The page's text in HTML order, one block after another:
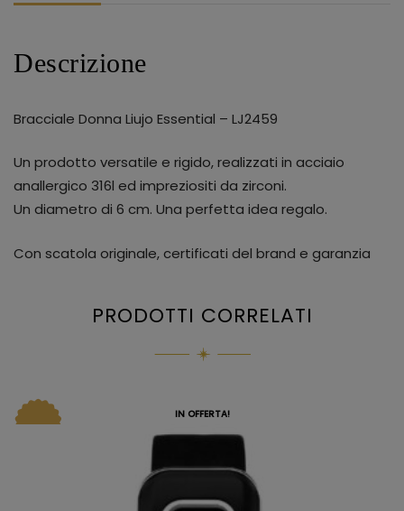
Descrizione
Bracciale Donna Liujo Essential – LJ2459
Un prodotto versatile e rigido, realizzati in acciaio
anallergico 316l ed impreziositi da zirconi.
Un diametro di 6 cm. Una perfetta idea regalo.
Con scatola originale, certificati del brand e garanzia
PRODOTTI CORRELATI
IN OFFERTA!